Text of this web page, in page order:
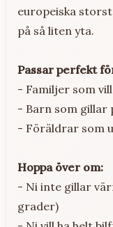
europeiska
på så liten yta.
Passar perfekt
- Familjer som
- Barn som gillar
- Föräldrar som
Hoppa över om:
- Ni inte gillar
grader)